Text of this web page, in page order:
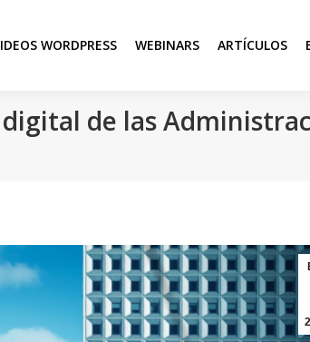
WORDPRESS WEBINARS ARTÍCULOS
de las